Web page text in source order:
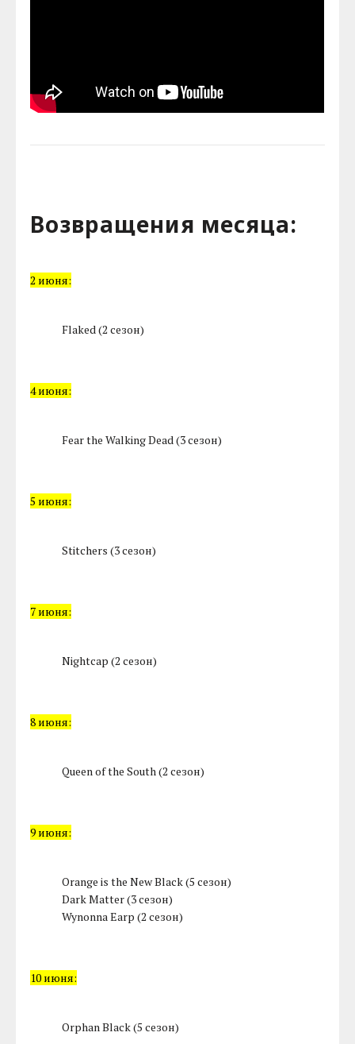
Возвращения месяца:
2 июня:
Flaked (2 сезон)
4 июня:
Fear the Walking Dead (3 сезон)
5 июня:
Stitchers (3 сезон)
7 июня:
Nightcap (2 сезон)
8 июня:
Queen of the South (2 сезон)
9 июня:
Orange is the New Black (5 сезон)
Dark Matter (3 сезон)
Wynonna Earp (2 сезон)
10 июня:
Orphan Black (5 сезон)